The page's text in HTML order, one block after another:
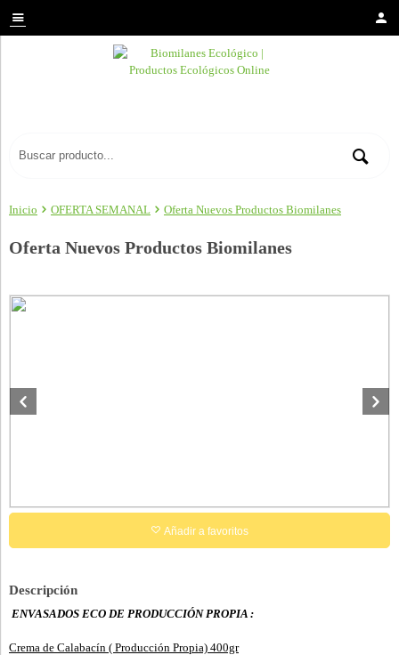
Inicio OFERTA SEMANAL Oferta Nuevos Productos Biomilanes
Oferta Nuevos Productos Biomilanes
Añadir a favoritos
Descripción
ENVASADOS ECO DE PRODUCCIÓN PROPIA :
Crema de Calabacín ( Producción Propia) 400gr